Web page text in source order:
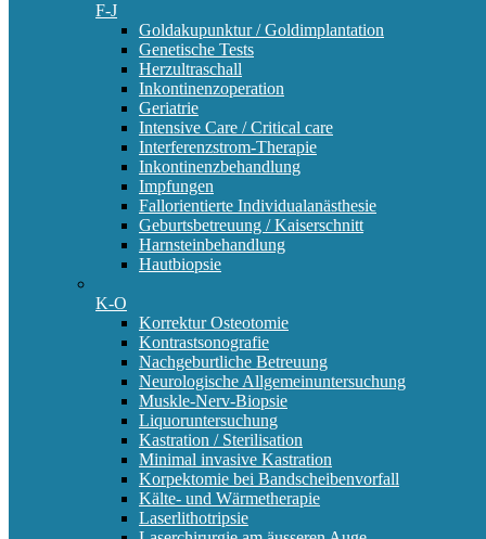
F-J
Goldakupunktur / Goldimplantation
Genetische Tests
Herzultraschall
Inkontinenzoperation
Geriatrie
Intensive Care / Critical care
Interferenzstrom-Therapie
Inkontinenzbehandlung
Impfungen
Fallorientierte Individualanästhesie
Geburtsbetreuung / Kaiserschnitt
Harnsteinbehandlung
Hautbiopsie
K-O
Korrektur Osteotomie
Kontrastsonografie
Nachgeburtliche Betreuung
Neurologische Allgemeinuntersuchung
Muskle-Nerv-Biopsie
Liquoruntersuchung
Kastration / Sterilisation
Minimal invasive Kastration
Korpektomie bei Bandscheibenvorfall
Kälte- und Wärmetherapie
Laserlithotripsie